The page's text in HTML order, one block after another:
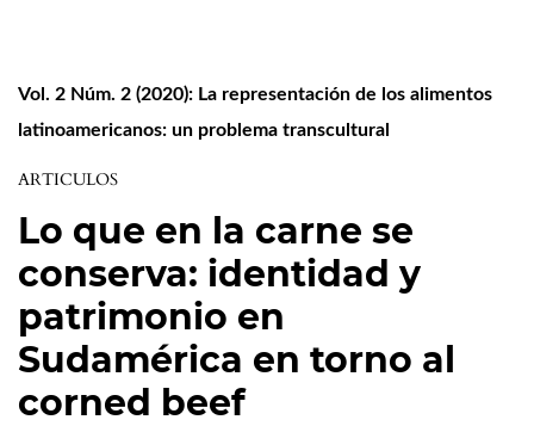
Vol. 2 Núm. 2 (2020): La representación de los alimentos
latinoamericanos: un problema transcultural
ARTICULOS
Lo que en la carne se
conserva: identidad y
patrimonio en
Sudamérica en torno al
corned beef